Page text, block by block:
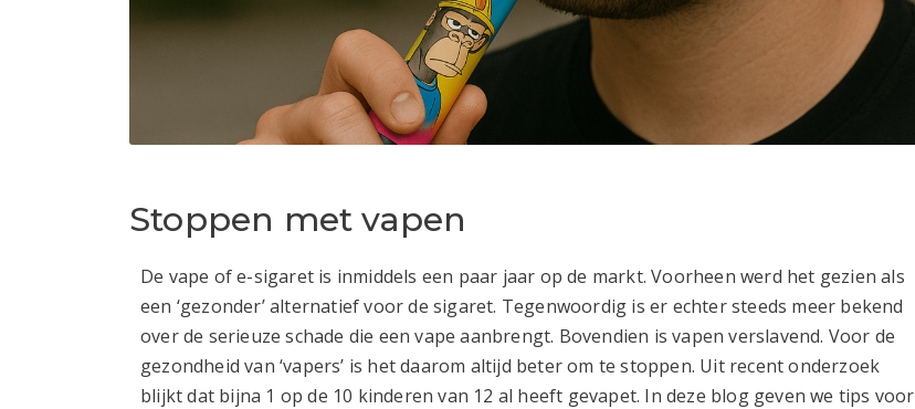
Stoppen met vapen
De vape of e-sigaret is inmiddels een paar jaar op de markt. Voorheen werd het gezien als
een ‘gezonder’ alternatief voor de sigaret. Tegenwoordig is er echter steeds meer bekend
over de serieuze schade die een vape aanbrengt. Bovendien is vapen verslavend. Voor de
gezondheid van ‘vapers’ is het daarom altijd beter om te stoppen. Uit recent onderzoek
blijkt dat bijna 1 op de 10 kinderen van 12 al heeft gevapet. In deze blog geven we tips voor